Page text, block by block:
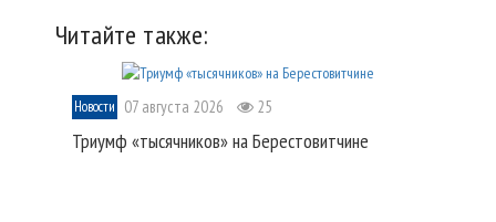
Читайте также:
Новости 07 августа 2026 25
Триумф «тысячников» на Берестовитчине